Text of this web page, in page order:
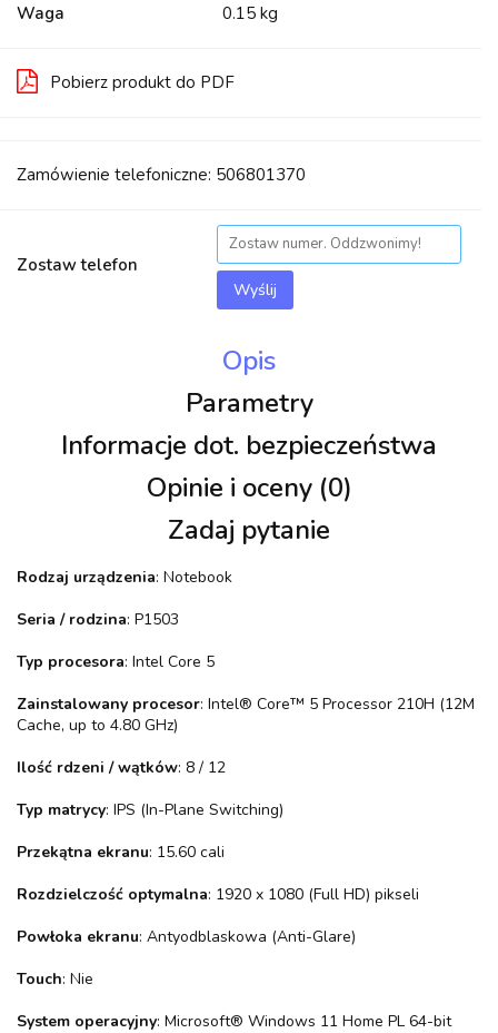
Waga 0.15 kg
Pobierz produkt do PDF
Zamówienie telefoniczne: 506801370
Zostaw telefon
Wyślij
Opis
Parametry
Informacje dot. bezpieczeństwa
Opinie i oceny (0)
Zadaj pytanie
Rodzaj urządzenia: Notebook
Seria / rodzina: P1503
Typ procesora: Intel Core 5
Zainstalowany procesor: Intel® Core™ 5 Processor 210H (12M
Cache, up to 4.80 GHz)
Ilość rdzeni / wątków: 8 / 12
Typ matrycy: IPS (In-Plane Switching)
Przekątna ekranu: 15.60 cali
Rozdzielczość optymalna: 1920 x 1080 (Full HD) pikseli
Powłoka ekranu: Antyodblaskowa (Anti-Glare)
Touch: Nie
System operacyjny: Microsoft® Windows 11 Home PL 64-bit